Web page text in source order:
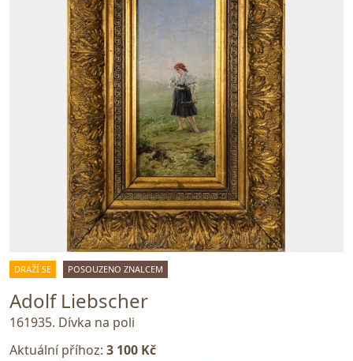
DRAŽÍ SE POSOUZENO ZNALCEM
Adolf Liebscher
161935. Dívka na poli
Aktuální příhoz: 3 100 Kč